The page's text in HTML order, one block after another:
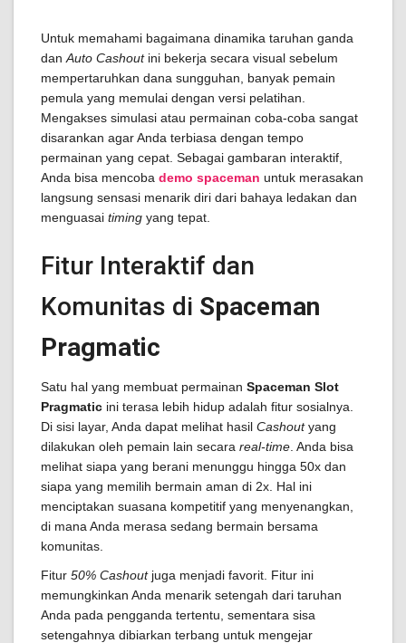
Untuk memahami bagaimana dinamika taruhan ganda
dan Auto Cashoutini bekerja secara visual sebelum
mempertaruhkan dana sungguhan, banyak pemain
pemula yang memulai dengan versi pelatihan.
Mengakses simulasi atau permainan coba-coba sangat
disarankan agar Anda terbiasa dengan tempo
permainan yang cepat. Sebagai gambaran interaktif,
Anda bisa mencoba demo spaceman untuk merasakan
langsung sensasi menarik diri dari bahaya ledakan dan
menguasai timing yang tepat.
Fitur Interaktif dan
Komunitas di Spaceman
Pragmatic
Satu hal yang membuat permainan Spaceman Slot
Pragmatic ini terasa lebih hidup adalah fitur sosialnya.
Di sisi layar, Anda dapat melihat hasil Cashoutyang
dilakukan oleh pemain lain secara real-time . Anda bisa
melihat siapa yang berani menunggu hingga 50x dan
siapa yang memilih bermain aman di 2x. Hal ini
menciptakan suasana kompetitif yang menyenangkan,
di mana Anda merasa sedang bermain bersama
komunitas.
Fitur 50% Cashoutjuga menjadi favorit. Fitur ini
memungkinkan Anda menarik setengah dari taruhan
Anda pada pengganda tertentu, sementara sisa
setengahnya dibiarkan terbang untuk mengejar